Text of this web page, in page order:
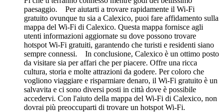
paesaggio. Per aiutarti a trovare rapidamente il Wi-Fi
gratuito ovunque tu sia a Calexico, puoi fare affidamento sulla
mappa del Wi-Fi di Calexico. Questa mappa fornisce agli
utenti informazioni aggiornate su dove possono trovare
hotspot Wi-Fi gratuiti, garantendo che turisti e residenti siano
sempre connessi. In conclusione, Calexico è un ottimo posto
da visitare sia per affari che per piacere. Offre una ricca
cultura, storia e molte attrazioni da godere. Per coloro che
vogliono viaggiare e risparmiare denaro, il Wi-Fi gratuito è un
salvavita e ci sono diversi posti in città dove è possibile
accedervi. Con l'aiuto della mappa del Wi-Fi di Calexico, non
dovrai più preoccuparti di trovare un hotspot Wi-Fi.